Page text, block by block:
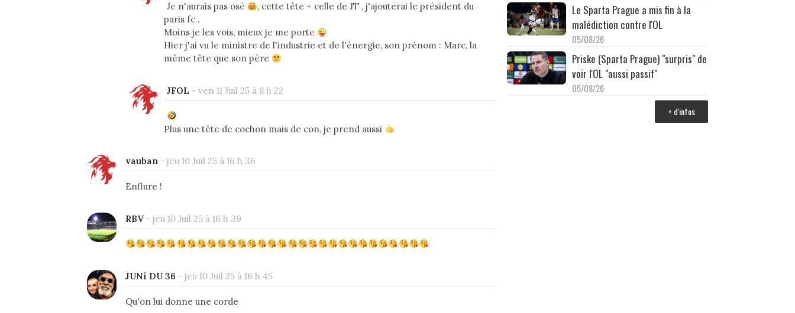
Je n'aurais pas osé
, cette tête + celle de JT , j'ajouterai le président du
paris fc .
Moins je les vois, mieux je me porte
Hier j'ai vu le ministre de l'industrie et de l'énergie, son prénom : Marc, la
même tête que son père
JFOL - ven 11 Juil 25 à 8 h 22
Plus une tête de cochon mais de con, je prend aussi
vauban - jeu 10 Juil 25 à 16 h 36
Enflure !
RBV- jeu 10 Juil 25 à 16 h 39
JUNi DU 36 - jeu 10 Juil 25 à 16 h 45
Qu'on lui donne une corde
Le Sparta Prague a mis fin à la
malédiction contre l'OL
05/08/26
Priske (Sparta Prague) "surpris" de
voir l'OL "aussi passif"
05/08/26
+ d'infos